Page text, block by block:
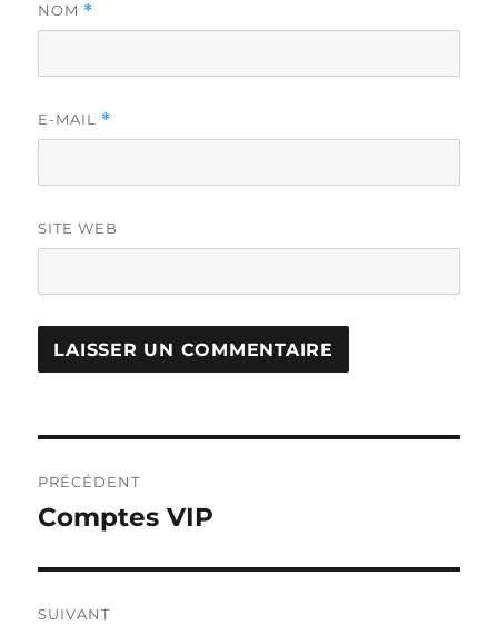
NOM *
E-MAIL *
SITE WEB
de
PRÉCÉDENT
Publication
Comptes VIP
SUIVANT